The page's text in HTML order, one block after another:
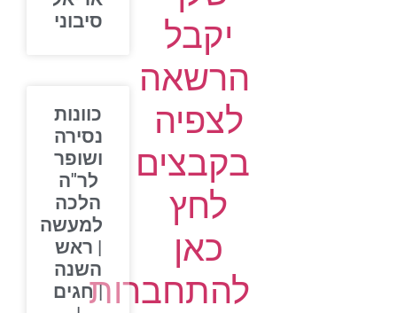
יקבל
הרשאה
לצפיה
בקבצים
לחץ
כאן
להתחברות
סיבוני
כוונות
נסירה
ושופר
לר"ה
הלכה
למעשה
| ראש
השנה
| חגים